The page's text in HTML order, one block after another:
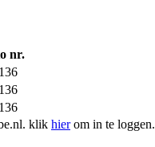
nr.
klik hierom in te loggen.